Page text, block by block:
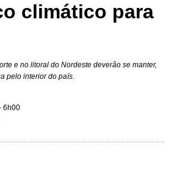
climático para
e no litoral do Nordeste deverão se manter,
pelo interior do país.
6h00